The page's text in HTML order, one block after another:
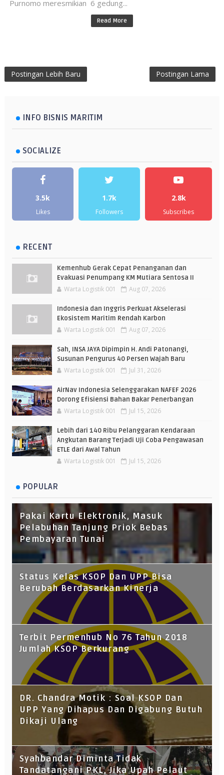
Purnomo meresmikian 6 gedung...
Read More
Postingan Lebih Baru Postingan Lama
INFO BISNIS MARITIM
SOCIALIZE
3.5k
Likes
1.7k
Followers
2.8k
Subscribes
RECENT
Kemenhub Gerak Cepat Penanganan dan
Evakuasi Penumpang KM Mutiara Sentosa II
Warta Logistik 001 Aug 07, 2026
Indonesia dan Inggris Perkuat Akselerasi
Ekosistem Maritim Rendah Karbon
Warta Logistik 001 Aug 07, 2026
Sah, INSA JAYA Dipimpin H. Andi Patonangi,
Susunan Pengurus 40 Persen Wajah Baru
Warta Logistik 001 Jul 31, 2026
AirNav Indonesia Selenggarakan NAFEF 2026
Dorong Efisiensi Bahan Bakar Penerbangan
Warta Logistik 001 Jul 15, 2026
Lebih dari 140 Ribu Pelanggaran Kendaraan
Angkutan Barang Terjadi Uji Coba Pengawasan
ETLE dari Awal Tahun
Warta Logistik 001 Jul 15, 2026
POPULAR
Pakai Kartu Elektronik, Masuk
Pelabuhan Tanjung Priok Bebas
Pembayaran Tunai
Status Kelas KSOP Dan UPP Bisa
Berubah Berdasarkan Kinerja
Terbit Permenhub No 76 Tahun 2018
Jumlah KSOP Berkurang
DR. Chandra Motik : Soal KSOP Dan
UPP Yang Dihapus Dan Digabung Butuh
Dikaji Ulang
Syahbandar Diminta Tidak
Tandatangani PKL, Jika Upah Pelaut